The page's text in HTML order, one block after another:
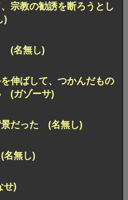
宗教の勧誘を断ろうとし
)
(名無し)
伸ばして、つかんだもの
(ガゾーサ)
景だった (名無し)
無し)
せ)